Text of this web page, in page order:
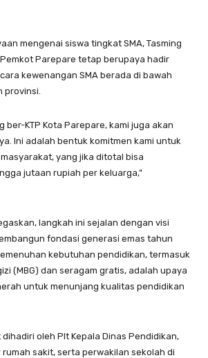
mengenai siswa tingkat SMA, Tasming
Parepare tetap berupaya hadir
kewenangan SMA berada di bawah
provinsi.
ber-KTP Kota Parepare, kami juga akan
Ini adalah bentuk komitmen kami untuk
yang jika ditotal bisa
jutaan rupiah per keluarga,”
langkah ini sejalan dengan visi
fondasi generasi emas tahun
kebutuhan pendidikan, termasuk
(MBG) dan seragam gratis, adalah upaya
untuk menunjang kualitas pendidikan
oleh Plt Kepala Dinas Pendidikan,
rumah sakit, serta perwakilan sekolah di